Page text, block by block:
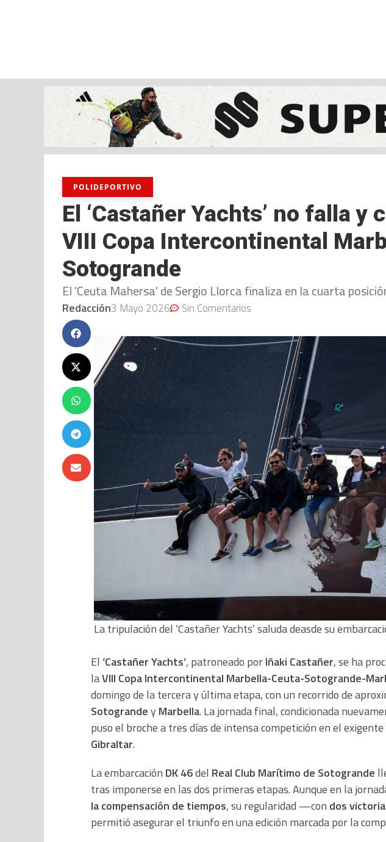
POLIDEPORTIVO
El ‘Castañer Yachts’ no falla y
VIII Copa Intercontinental
Sotogrande
El 'Ceuta Mahersa' de Sergio Llorca finaliza en la cuarta
Redacción3 Mayo 2026 Sin Comentarios
La tripulación del ‘Castañer Yachts’ saluda deasde su
El ‘Castañer Yachts’, patroneado porIñaki Castañer, se ha
laVIII Copa Intercontinental Marbella-Ceuta-Sotogrande-
domingo de la tercera y última etapa, con un recorrido de
Sotograndey Marbella. La jornada final, condicionada
puso el broche a tres días de intensa competición en el
Gibraltar.
La embarcación DK 46del Real Club Marítimo de Sotogrande
tras imponerse en las dos primeras etapas. Aunque en la
la compensación de tiempos, su regularidad —con dos
permitió asegurar el triunfo en una edición marcada por la